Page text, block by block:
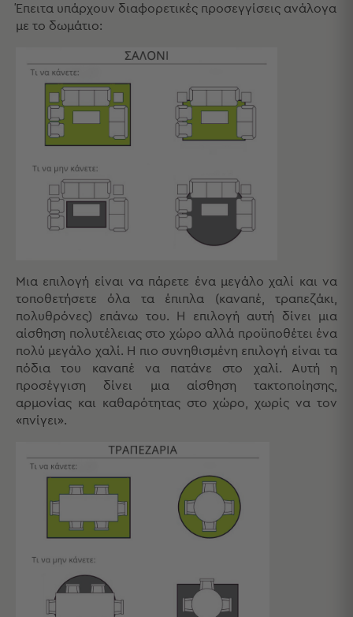
Δωμάτιο
Παιδικό
Πετσέτες
Προβολή
Παρεό
Καφτάνια
Πόντσο
Παιδικές
Πετσέτες
Τσάντες
Νεσεσέρ
Τσάντες
Παραλίας
Σαγιονάρες
Έπειτα υπάρχουν διαφορετικές προσεγγίσεις ανάλογα
με το δωμάτιο:
Μια επιλογή είναι να πάρετε ένα μεγάλο χαλί και να
τοποθετήσετε όλα τα έπιπλα (καναπέ, τραπεζάκι,
πολυθρόνες) επάνω του. Η επιλογή αυτή δίνει μια
αίσθηση πολυτέλειας στο χώρο αλλά προϋποθέτει ένα
πολύ μεγάλο χαλί. Η πιο συνηθισμένη επιλογή είναι τα
πόδια του καναπέ να πατάνε στο χαλί. Αυτή η
προσέγγιση δίνει μια αίσθηση τακτοποίησης,
αρμονίας και καθαρότητας στο χώρο, χωρίς να τον
«πνίγει».